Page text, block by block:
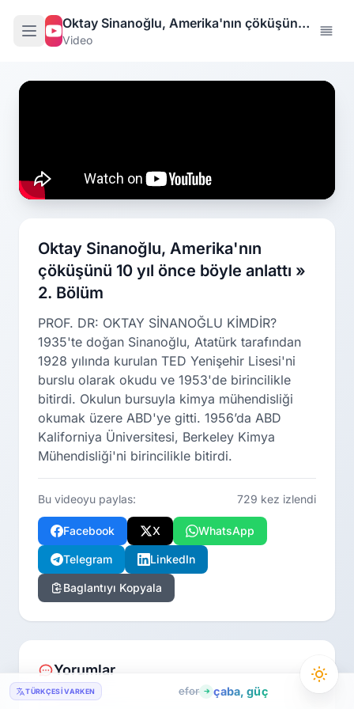
Oktay Sinanoğlu, Amerika'nın çöküşünü
10 yıl önce böyle anlattı » 2. Bölüm
Video
Oktay Sinanoğlu, Amerika'nın
çöküşünü 10 yıl önce böyle anlattı »
2. Bölüm
PROF. DR: OKTAY SİNANOĞLU KİMDİR?
1935'te doğan Sinanoğlu, Atatürk tarafından
1928 yılında kurulan TED Yenişehir Lisesi'ni
burslu olarak okudu ve 1953'de birincilikle
bitirdi. Okulun bursuyla kimya mühendisliği
okumak üzere ABD'ye gitti. 1956’da ABD
Kaliforniya Üniversitesi, Berkeley Kimya
Mühendisliği'ni birincilikle bitirdi.
Bu videoyu paylas: 729 kez izlendi
Facebook X WhatsApp
Telegram LinkedIn
Baglantıyı Kopyala
Yorumlar
TÜRKÇESI VARKEN efor çaba, güç